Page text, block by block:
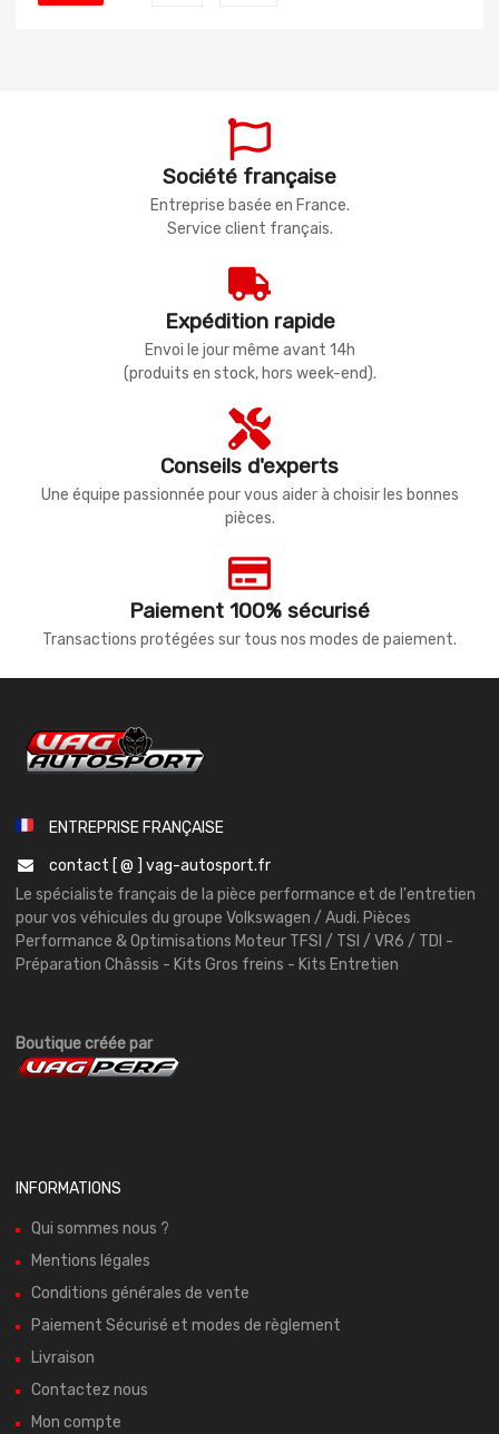
Société française
Entreprise basée en France.
Service client français.
Expédition rapide
Envoi le jour même avant 14h
(produits en stock, hors week-end).
Conseils d'experts
Une équipe passionnée pour vous aider à choisir les bonnes
pièces.
Paiement 100% sécurisé
Transactions protégées sur tous nos modes de paiement.
ENTREPRISE FRANÇAISE
contact [ @ ] vag-autosport.fr
Le spécialiste français de la pièce performance et de l'entretien
pour vos véhicules du groupe Volkswagen / Audi. Pièces
Performance & Optimisations Moteur TFSI / TSI / VR6 / TDI -
Préparation Châssis - Kits Gros freins - Kits Entretien
Boutique créée par
INFORMATIONS
Qui sommes nous ?
Mentions légales
Conditions générales de vente
Paiement Sécurisé et modes de règlement
Livraison
Contactez nous
Mon compte